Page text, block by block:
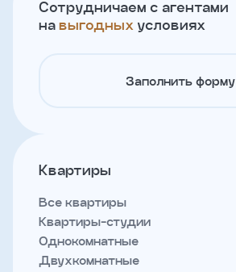
Сотрудничаем с агентами
на выгодных условиях
Заполнить форму
Квартиры
Все квартиры
Квартиры-студии
Однокомнатные
Двухкомнатные